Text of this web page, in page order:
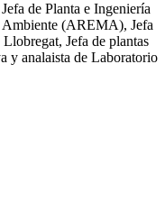
de Planta e Ingeniería
Ambiente (AREMA), Jefa
Jefa de plantas
y analaista de Laboratorio